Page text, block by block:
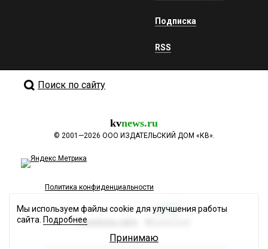
Подписка
RSS
Поиск по сайту
kvnews.ru
© 2001—2026 ООО ИЗДАТЕЛЬСКИЙ ДОМ «КВ».
Политика конфиденциальности
Разработка сайта
Мы используем файлы cookie для улучшения работы
сайта. Подробнее
Принимаю